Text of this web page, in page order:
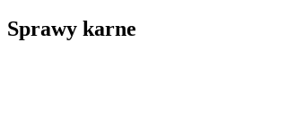
Sprawy karne